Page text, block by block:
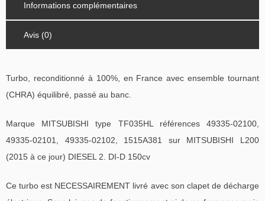
Informations complémentaires
Avis (0)
Turbo, reconditionné à 100%, en France avec ensemble tournant
(CHRA) équilibré, passé au banc.
Marque MITSUBISHI type TF035HL références 49335-02100,
49335-02101, 49335-02102, 1515A381 sur MITSUBISHI L200
(2015 à ce jour) DIESEL 2. DI-D 150cv
Ce turbo est NECESSAIREMENT livré avec son clapet de décharge